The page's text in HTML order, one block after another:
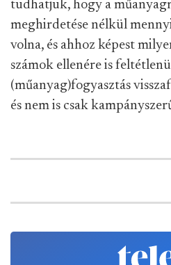
tudhatjuk, hogy a
meghirdetése nélkül
volna, és ahhoz képest
számok ellenére is
(műanyag)fogyasztás
és nem is csak